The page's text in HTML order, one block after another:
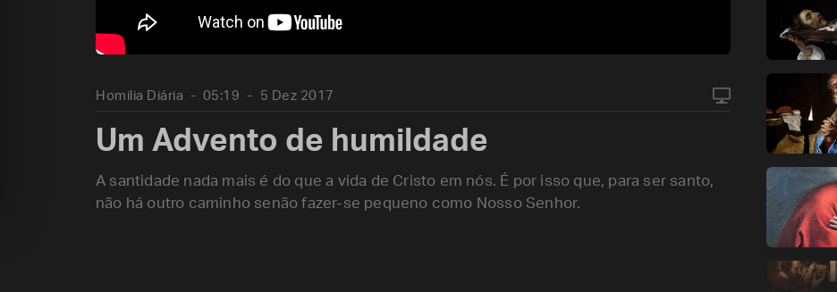
Homilia Diária 05:19 5 Dez 2017
Um Advento de humildade
A santidade nada mais é do que a vida de Cristo em nós. É por isso que, para ser santo,
não há outro caminho senão fazer-se pequeno como Nosso Senhor.